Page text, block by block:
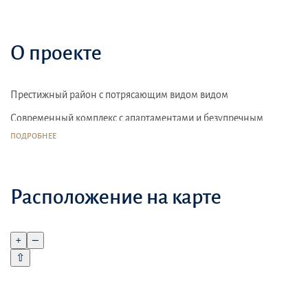
О проекте
Престижный район с потрясающим видом видом
Современный комплекс с апартаментами и безупречным
сервисом
ПОДРОБНЕЕ
Расположение на карте
+
–
⇧